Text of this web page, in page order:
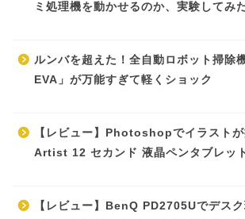
ミ処理機を動かせるのか、実験してみ
ルンバを超えた！全自動ロボット掃除
EVA」が万能すぎて軽くショック
【レビュー】Photoshopでイラスト
Artist 12 セカンド 液晶ペンタブレット
【レビュー】BenQ PD2705Uでデス